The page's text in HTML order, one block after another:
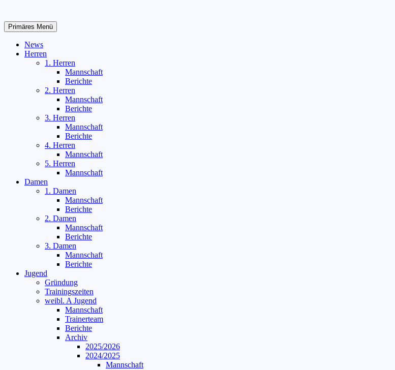
springen
Primäres Menü
News
Herren
1. Herren
Mannschaft
Berichte
2. Herren
Mannschaft
Berichte
3. Herren
Mannschaft
Berichte
4. Herren
Mannschaft
5. Herren
Mannschaft
Damen
1. Damen
Mannschaft
Berichte
2. Damen
Mannschaft
Berichte
3. Damen
Mannschaft
Berichte
Jugend
Gründung
Trainingszeiten
weibl. A Jugend
Mannschaft
Trainerteam
Berichte
Archiv
2025/2026
2024/2025
Mannschaft